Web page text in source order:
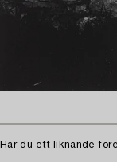
Har du ett liknande